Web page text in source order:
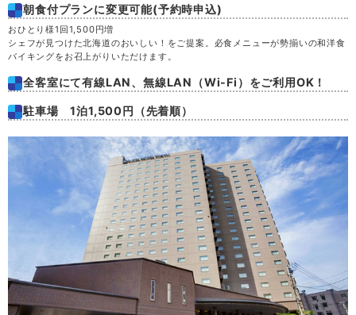
朝食付プランに変更可能(予約時申込)
おひとり様1回1,500円増
シェフが見つけた北海道のおいしい！をご提案。必食メニューが勢揃いの和洋食
バイキングをお召上がりいただけます。
全客室にて有線LAN、無線LAN（Wi-Fi）をご利用OK！
駐車場 1泊1,500円（先着順）